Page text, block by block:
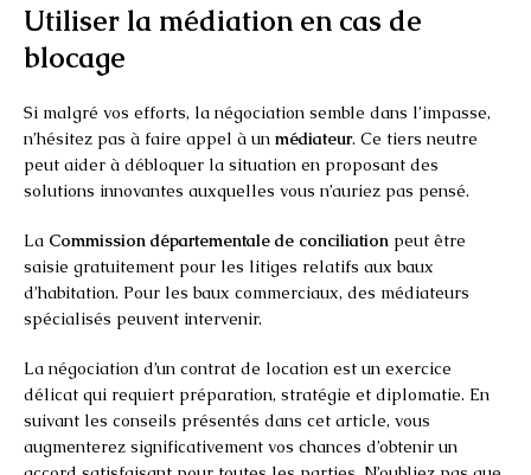
Utiliser la médiation en cas de
blocage
Si malgré vos efforts, la négociation semble dans l’impasse,
n’hésitez pas à faire appel à un médiateur. Ce tiers neutre
peut aider à débloquer la situation en proposant des
solutions innovantes auxquelles vous n’auriez pas pensé.
La Commission départementale de conciliation peut être
saisie gratuitement pour les litiges relatifs aux baux
d’habitation. Pour les baux commerciaux, des médiateurs
spécialisés peuvent intervenir.
La négociation d’un contrat de location est un exercice
délicat qui requiert préparation, stratégie et diplomatie. En
suivant les conseils présentés dans cet article, vous
augmenterez significativement vos chances d’obtenir un